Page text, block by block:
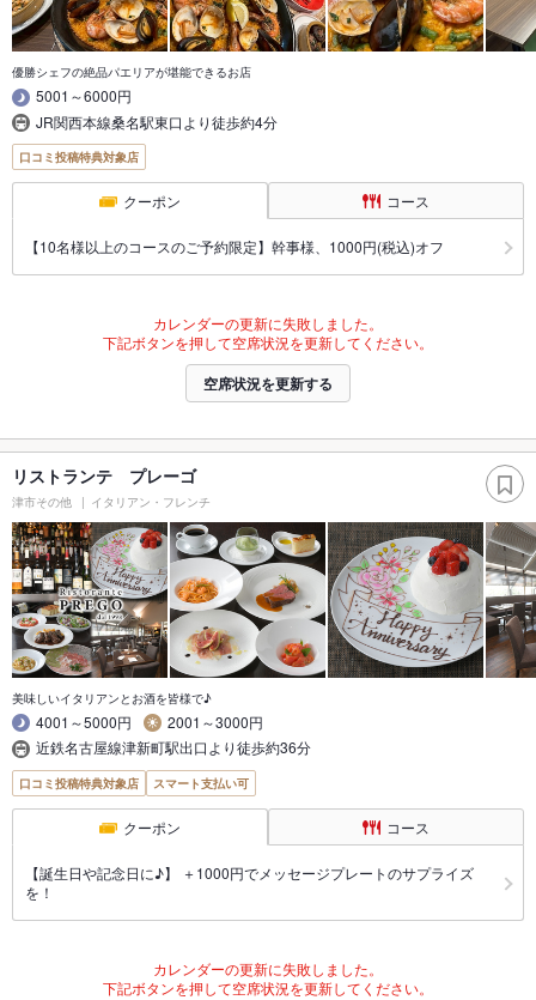
優勝シェフの絶品パエリアが堪能できるお店
5001～6000円
JR関西本線桑名駅東口より徒歩約4分
口コミ投稿特典対象店
クーポン コース
【10名様以上のコースのご予約限定】幹事様、1000円(税込)オフ
カレンダーの更新に失敗しました。
下記ボタンを押して空席状況を更新してください。
空席状況を更新する
リストランテ プレーゴ
津市その他 イタリアン・フレンチ
美味しいイタリアンとお酒を皆様で♪
4001～5000円
2001～3000円
近鉄名古屋線津新町駅出口より徒歩約36分
口コミ投稿特典対象店 スマート支払い可
クーポン コース
【誕生日や記念日に♪】 ＋1000円でメッセージプレートのサプライズ
を！
カレンダーの更新に失敗しました。
下記ボタンを押して空席状況を更新してください。